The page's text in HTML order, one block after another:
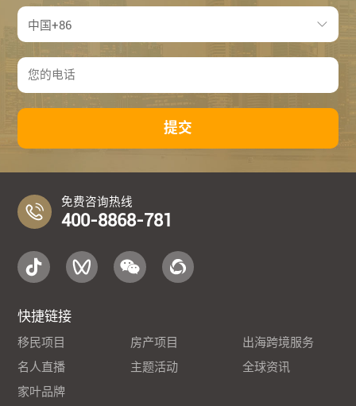
提交
免费咨询热线
400-8868-781
快捷链接
移民项目 房产项目
出海跨境服务
名人直播
主题活动
全球资讯
家叶品牌